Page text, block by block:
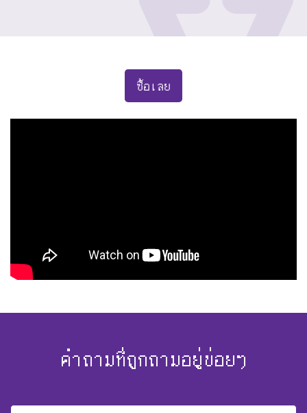
ซื้อเลย
คำถามที่ถูกถามอยู่บ่อยๆ